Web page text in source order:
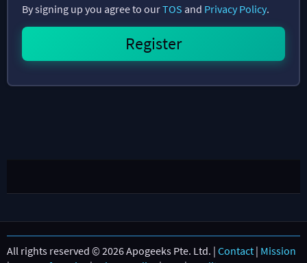
By signing up you agree to ourTOS and Privacy Policy.
All rights reserved © 2026 Apogeeks Pte. Ltd. | Contact | Mission